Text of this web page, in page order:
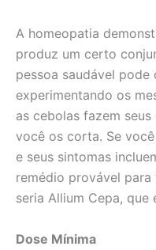
A homeopatia
produz um certo
pessoa saudável
experimentando os
as cebolas fazem
você os corta. Se
e seus sintomas
remédio provável
seria Allium Cepa,
Dose Mínima